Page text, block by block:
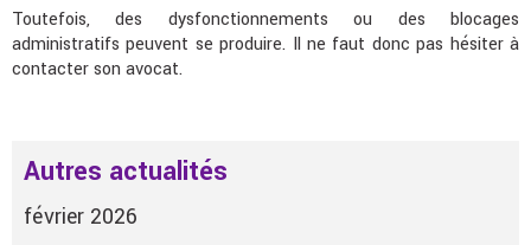
Toutefois, des dysfonctionnements ou des blocages
administratifs peuvent se produire. Il ne faut donc pas hésiter à
contacter son avocat.
Autres actualités
février 2026